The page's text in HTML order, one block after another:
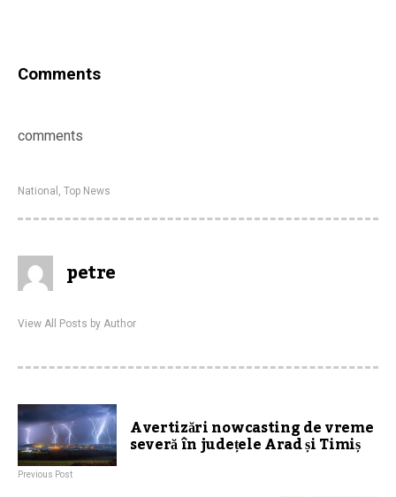
Comments
comments
National , Top News
petre
View All Posts by Author
Avertizări nowcasting de vreme
severă în județele Arad și Timiș
Previous Post